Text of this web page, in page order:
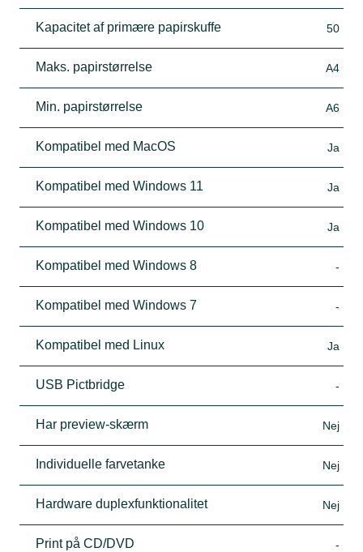
Kapacitet af primære papirskuffe 50
Maks. papirstørrelse A4
Min. papirstørrelse A6
Kompatibel med MacOS Ja
Kompatibel med Windows 11 Ja
Kompatibel med Windows 10 Ja
Kompatibel med Windows 8 -
Kompatibel med Windows 7 -
Kompatibel med Linux Ja
USB Pictbridge -
Har preview-skærm Nej
Individuelle farvetanke Nej
Hardware duplexfunktionalitet Nej
Print på CD/DVD -